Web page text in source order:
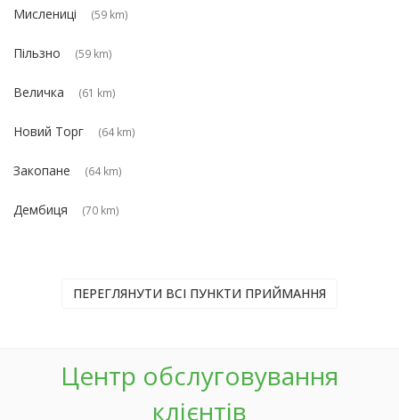
Мислениці (59 km)
Пільзно (59 km)
Величка (61 km)
Новий Торг (64 km)
Закопане (64 km)
Дембиця (70 km)
ПЕРЕГЛЯНУТИ ВСІ ПУНКТИ ПРИЙМАННЯ
Центр обслуговування
клієнтів